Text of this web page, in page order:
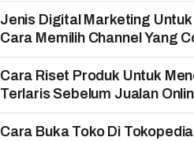
Jenis Digital Marketing Untuk
Cara Memilih Channel Yang
Cara Riset Produk Untuk
Terlaris Sebelum Jualan
Cara Buka Toko Di